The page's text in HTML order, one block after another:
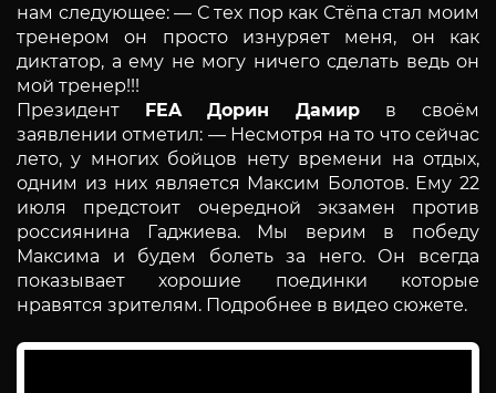
нам следующее: — С тех пор как Стёпа стал моим
тренером он просто изнуряет меня, он как
диктатор, а ему не могу ничего сделать ведь он
мой тренер!!!
Президент FEA Дорин Дамир в своём
заявлении отметил: — Несмотря на то что сейчас
лето, у многих бойцов нету времени на отдых,
одним из них является Максим Болотов. Ему 22
июля предстоит очередной экзамен против
россиянина Гаджиева. Мы верим в победу
Максима и будем болеть за него. Он всегда
показывает хорошие поединки которые
нравятся зрителям. Подробнее в видео сюжете.